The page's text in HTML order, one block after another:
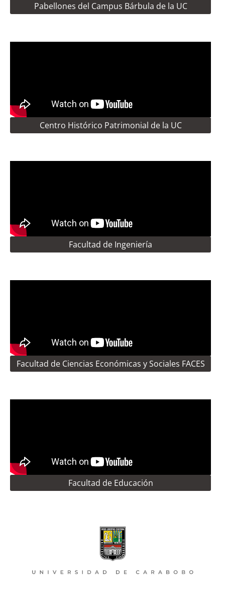
Pabellones del Campus Bárbula de la UC
Centro Histórico Patrimonial de la UC
Facultad de Ingeniería
Facultad de Ciencias Económicas y Sociales FACES
Facultad de Educación